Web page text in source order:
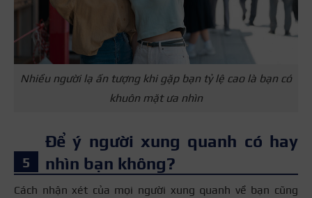
Nhiều người lạ ấn tượng khi gặp bạn tỷ lệ cao là bạn có
khuôn mặt ưa nhìn
Để ý người xung quanh có hay
nhìn bạn không?
Cách nhận xét của mọi người xung quanh về bạn cũng